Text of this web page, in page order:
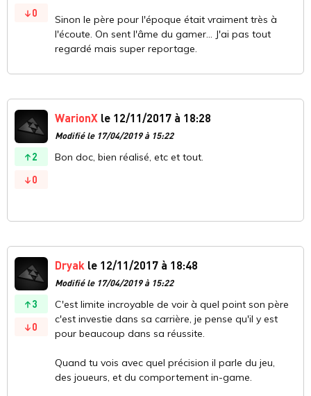
0
Sinon le père pour l'époque était vraiment très à
l'écoute. On sent l'âme du gamer... J'ai pas tout
regardé mais super reportage.
2
0
WarionX le 12/11/2017 à 18:28
Modifié le 17/04/2019 à 15:22
Bon doc, bien réalisé, etc et tout.
3
0
Dryak le 12/11/2017 à 18:48
Modifié le 17/04/2019 à 15:22
C'est limite incroyable de voir à quel point son père
c'est investie dans sa carrière, je pense qu'il y est
pour beaucoup dans sa réussite.
Quand tu vois avec quel précision il parle du jeu,
des joueurs, et du comportement in-game.